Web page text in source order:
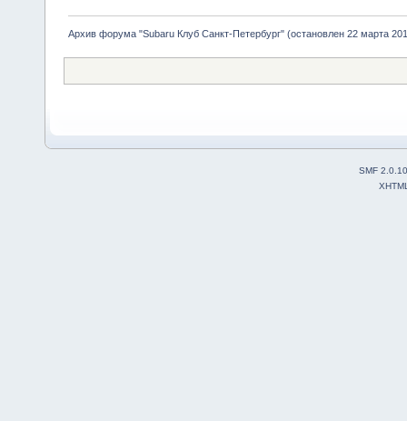
Архив форума "Subaru Клуб Санкт-Петербург" (остановлен 22 марта
SMF 2.0.10